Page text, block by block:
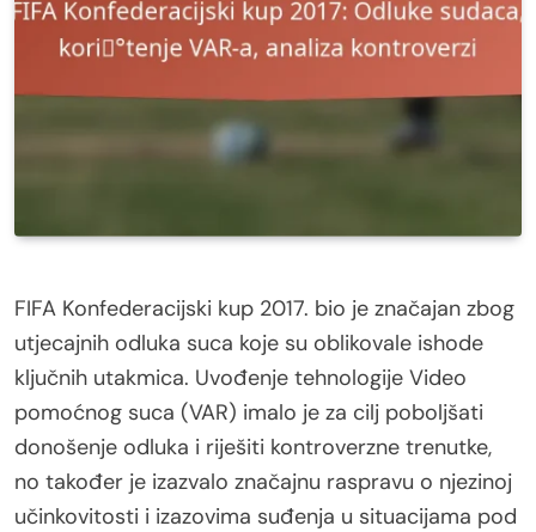
FIFA Konfederacijski kup 2017. bio je značajan zbog
utjecajnih odluka suca koje su oblikovale ishode
ključnih utakmica. Uvođenje tehnologije Video
pomoćnog suca (VAR) imalo je za cilj poboljšati
donošenje odluka i riješiti kontroverzne trenutke,
no također je izazvalo značajnu raspravu o njezinoj
učinkovitosti i izazovima suđenja u situacijama pod